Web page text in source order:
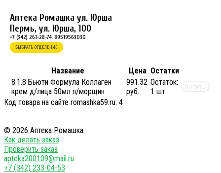
Аптека Ромашка ул. Юрша
Пермь, ул. Юрша, 100
+7 (342) 261-28-74, 89519563030
ВЫБРАТЬ ОТДЕЛЕНИЕ
Название Цена Остатки
8.1.8 Бьюти Формула Коллаген
крем д/лица 50мл п/морщин
991.32
руб.
Остаток:
1 шт.
Купить
Код товара на сайте romashka59.ru: 4
© 2026 Аптека Ромашка
Как делать заказ
Проверить заказ
apteka200109@mail.ru
+7 (342) 233-04-53